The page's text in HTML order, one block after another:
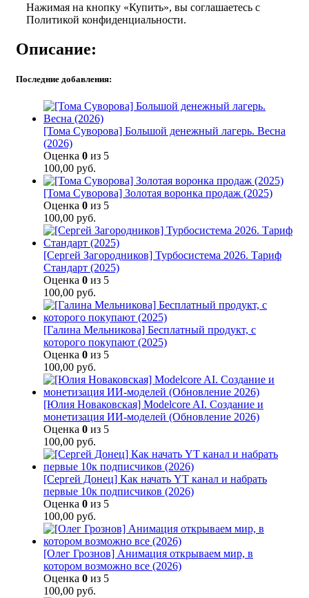
Нажимая на кнопку «Купить», вы соглашаетесь с
Политикой конфиденциальности.
Описание:
Последние добавления:
[Тома Суворова] Большой денежный лагерь. Весна
(2026)
Оценка 0 из 5
100,00 руб.
[Тома Суворова] Золотая воронка продаж (2025)
Оценка 0 из 5
100,00 руб.
[Сергей Загородников] Турбосистема 2026. Тариф
Стандарт (2025)
Оценка 0 из 5
100,00 руб.
[Галина Мельникова] Бесплатный продукт, с
которого покупают (2025)
Оценка 0 из 5
100,00 руб.
[Юлия Новаковская] Modelcore AI. Создание и
монетизация ИИ-моделей (Обновление 2026)
Оценка 0 из 5
100,00 руб.
[Сергей Донец] Как начать YT канал и набрать
первые 10к подписчиков (2026)
Оценка 0 из 5
100,00 руб.
[Олег Грознов] Анимация открываем мир, в
котором возможно все (2026)
Оценка 0 из 5
100,00 руб.